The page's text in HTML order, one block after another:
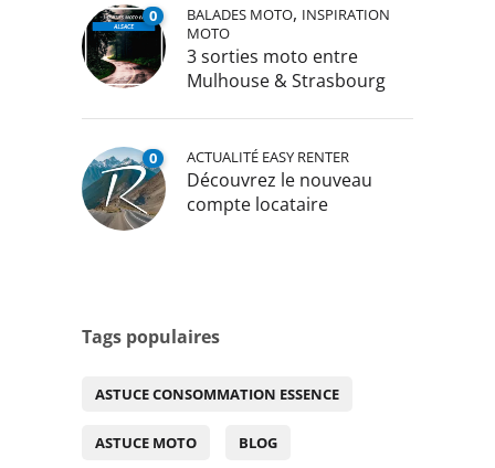
0 BALADES MOTO, INSPIRATION
MOTO
3 sorties moto entre
Mulhouse & Strasbourg
0 ACTUALITÉ EASY RENTER
Découvrez le nouveau
compte locataire
Tags populaires
ASTUCE CONSOMMATION ESSENCE
ASTUCE MOTO BLOG